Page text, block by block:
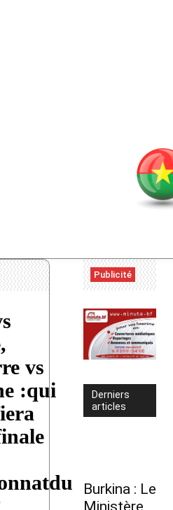
vs
:qui
Publicité
Derniers
articles
Burkina : Le